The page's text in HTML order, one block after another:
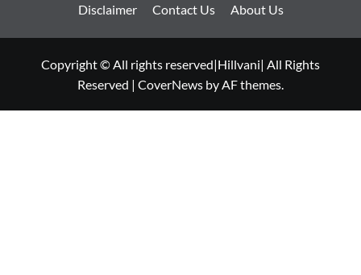
Disclaimer Contact Us About Us
Copyright © All rights reserved|Hillvani| All Rights
Reserved | CoverNews by AF themes.